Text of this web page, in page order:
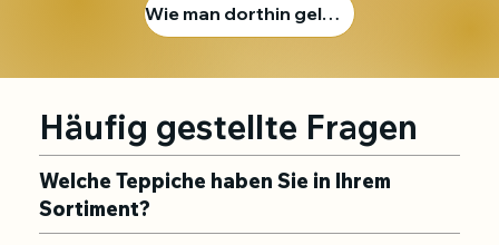
Wie man dorthin gelangt
Häufig gestellte Fragen
Welche Teppiche haben Sie in Ihrem
Sortiment?